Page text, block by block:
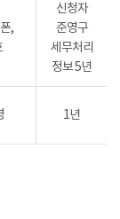
,
신청자
준영구
세무처리
정보 5년
1년